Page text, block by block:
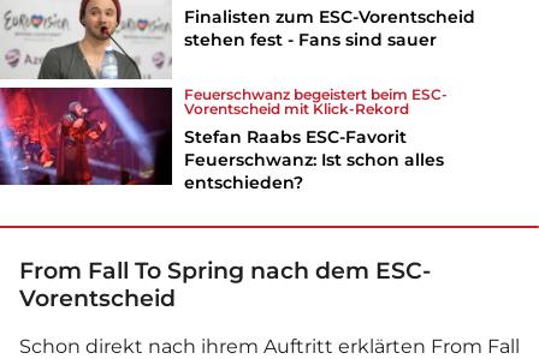
Finalisten zum ESC-Vorentscheid
stehen fest - Fans sind sauer
Feuerschwanz begeistert beim ESC-
Vorentscheid mit Klick-Rekord
Stefan Raabs ESC-Favorit
Feuerschwanz: Ist schon alles
entschieden?
From Fall To Spring nach dem ESC-
Vorentscheid
Schon direkt nach ihrem Auftritt erklärten From Fall